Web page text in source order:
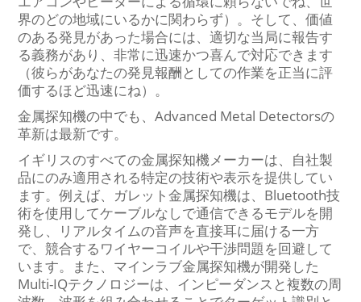
界のどの地域にいるかに関わらず）。そして、価値
のある発見があった場合には、適切な当局に報告す
る義務があり、非常に迅速かつ喜んで対応できます
（彼らがあなたの発見報酬としての作業を正当に評
価するほど迅速にね）。
金属探知機の中でも、Advanced Metal Detectorsの
革新は最新です。
イギリスのすべての金属探知機メーカーは、自社製
品にのみ適用される特定の技術や表示を提供してい
ます。例えば、ガレット金属探知機は、Bluetooth技
術を使用してケーブルなしで通信できるモデルを開
発し、リアルタイムの音声を直接耳に届ける一方
で、競合するワイヤーコイルや干渉問題を回避して
います。また、マインラブ金属探知機が開発した
Multi-IQテクノロジーは、インピーダンスと複数の周